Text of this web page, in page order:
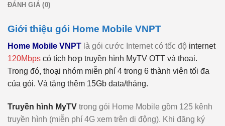
ĐÁNH GIÁ (0)
Giới thiệu gói Home Mobile VNPT
Home Mobile VNPT là gói cước Internet có tốc độ internet
120Mbps có tích hợp truyền hình MyTV OTT và thoại.
Trong đó, thoại nhóm miễn phí 4 trong 6 thành viên tối đa
của gói. Và tặng thêm 15Gb data/tháng.
Truyền hình MyTV trong gói Home Mobile gồm 125 kênh
truyền hình (miễn phí 4G xem trên di động). Khi đăng ký